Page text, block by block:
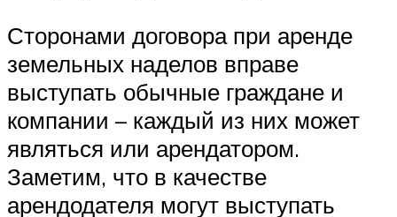
Сторонами договора при аренде
земельных наделов вправе
выступать обычные граждане и
компании – каждый из них может
являться или арендатором.
Заметим, что в качестве
арендодателя могут выступать